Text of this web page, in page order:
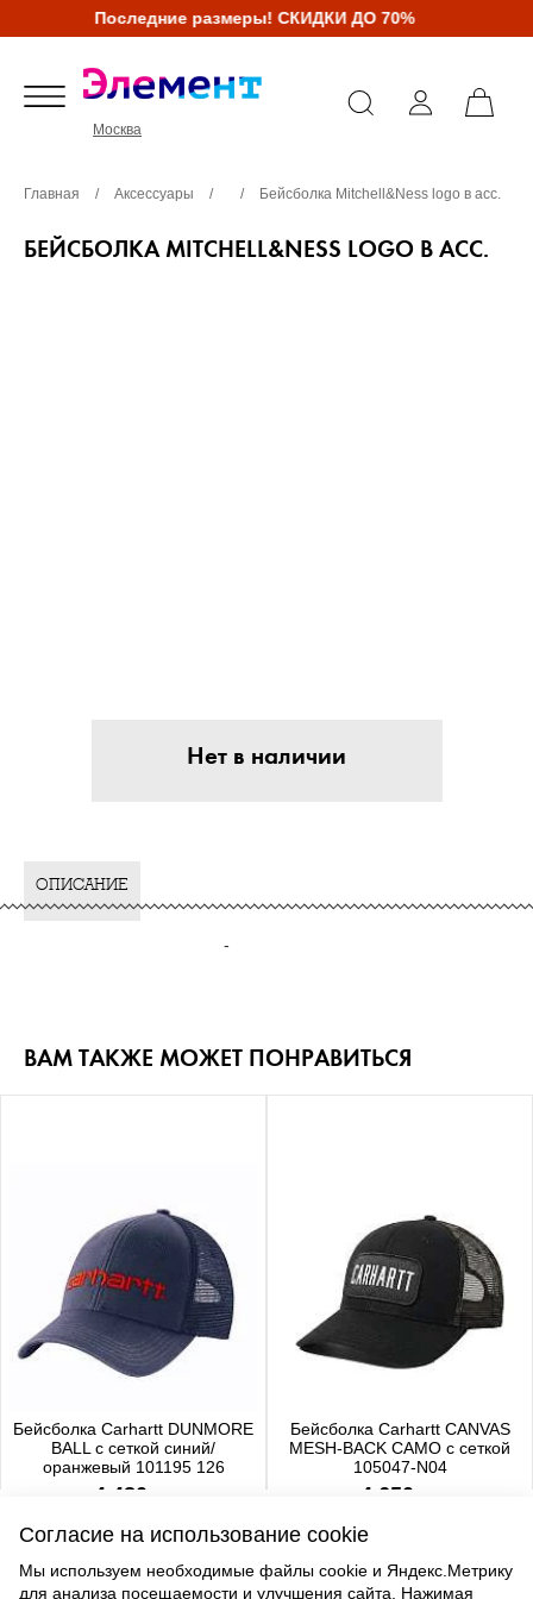
Последние размеры! СКИДКИ ДО 70%
Москва
Главная / Аксессуары / / Бейсболка Mitchell&Ness logo в асс.
БЕЙСБОЛКА MITCHELL&NESS LOGO В АСС.
Нет в наличии
ОПИСАНИЕ
-
ВАМ ТАКЖЕ МОЖЕТ ПОНРАВИТЬСЯ
Бейсболка Carhartt DUNMORE
BALL с сеткой синий/
оранжевый 101195 126
4 480 р.
Бейсболка Carhartt CANVAS
MESH-BACK CAMO с сеткой
105047-N04
4 650 р.
Согласие на использование cookie
Мы используем необходимые файлы cookie и Яндекс.Метрику
для анализа посещаемости и улучшения сайта. Нажимая